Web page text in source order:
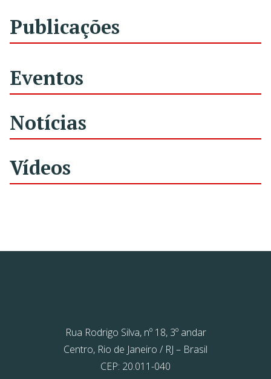
Publicações
Eventos
Notícias
Vídeos
Rua Rodrigo Silva, nº 18, 3º andar
Centro, Rio de Janeiro / RJ – Brasil
CEP: 20.011-040